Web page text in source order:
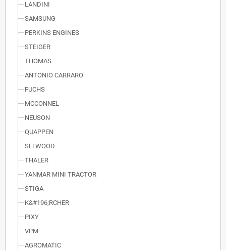
LANDINI
SAMSUNG
PERKINS ENGINES
STEIGER
THOMAS
ANTONIO CARRARO
FUCHS
MCCONNEL
NEUSON
QUAPPEN
SELWOOD
THALER
YANMAR MINI TRACTOR
STIGA
K&#196;RCHER
PIXY
VPM
AGROMATIC